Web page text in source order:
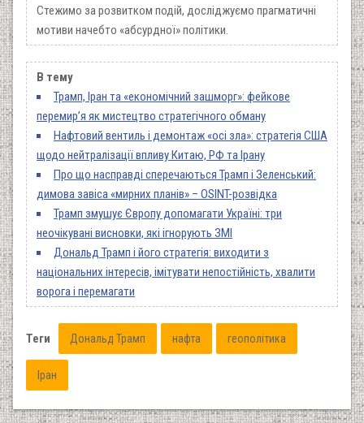
Стежимо за розвитком подій, досліджуємо прагматичні
мотиви начебто «абсурдної» політики.
В тему
Трамп, Іран та «економічний зашморг»: фейкове
перемир’я як мистецтво стратегічного обману
Нафтовий вентиль і демонтаж «осі зла»: стратегія США
щодо нейтралізації впливу Китаю, РФ та Ірану
Про що насправді сперечаються Трамп і Зеленський:
димова завіса «мирних планів» – OSINT-розвідка
Трамп змушує Європу допомагати Україні: три
неочікувані висновки, які ігнорують ЗМІ
Дональд Трамп і його стратегія: виходити з
національних інтересів, імітувати непостійність, хвалити
ворога і перемагати
Теги Дональд Трамп нафта геополітика
Іран